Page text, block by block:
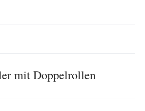
mit Doppelrollen